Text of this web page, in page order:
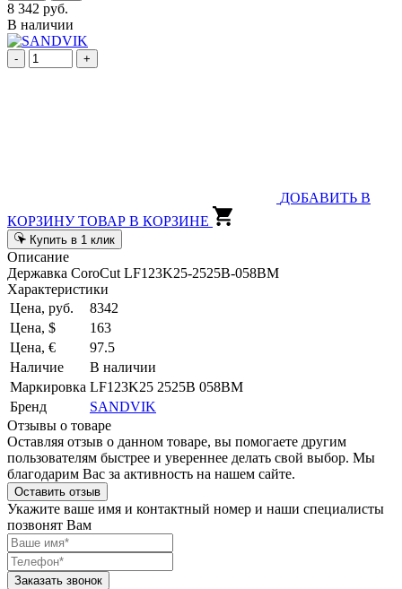
8 342 руб.
В наличии
- +
ДОБАВИТЬ В
КОРЗИНУ ТОВАР В КОРЗИНЕ
Купить в 1 клик
Описание
Державка CoroCut LF123K25-2525B-058BM
Характеристики
Цена, руб.
8342
Цена, $
163
Цена, €
97.5
Наличие
В наличии
Маркировка LF123K25 2525B 058BM
Бренд
SANDVIK
Отзывы о товаре
Оставляя отзыв о данном товаре, вы помогаете другим
пользователям быстрее и увереннее делать свой выбор. Мы
благодарим Вас за активность на нашем сайте.
Оставить отзыв
Укажите ваше имя и контактный номер и наши специалисты
позвонят Вам
Заказать звонок